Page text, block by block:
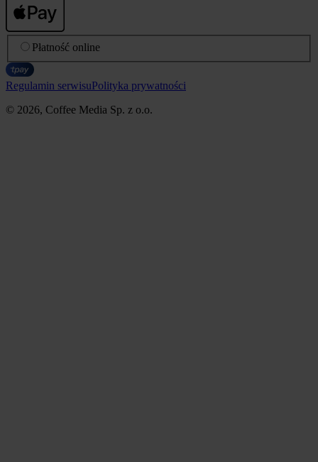
Płatność online
Regulamin serwisuPolityka prywatności
© 2026, Coffee Media Sp. z o.o.